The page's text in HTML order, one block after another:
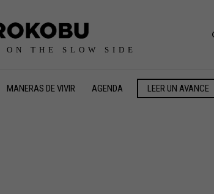
THE SLOW SIDE
MANERAS DE VIVIR AGENDA LEER UN AVANCE